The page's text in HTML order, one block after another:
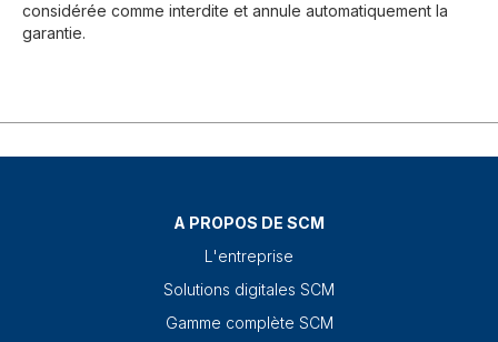
considérée comme interdite et annule automatiquement la
garantie.
A PROPOS DE SCM
L'entreprise
Solutions digitales SCM
Gamme complète SCM